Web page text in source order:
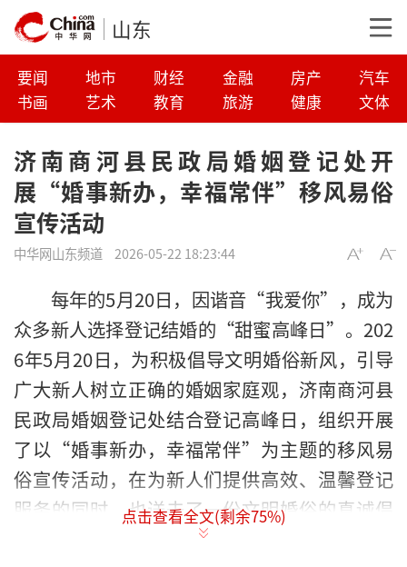
山东
要闻 地市 财经 金融 房产
汽车
书画
艺术 教育 旅游 健康 文体
济南商河县民政局婚姻登记处开
展“婚事新办，幸福常伴”移风易俗
宣传活动
中华网山东频道 2026-05-22 18:23:44
每年的5月20日，因谐音“我爱你”，成为
众多新人选择登记结婚的“甜蜜高峰日”。202
6年5月20日，为积极倡导文明婚俗新风，引导
广大新人树立正确的婚姻家庭观，济南商河县
民政局婚姻登记处结合登记高峰日，组织开展
了以“婚事新办，幸福常伴”为主题的移风易
俗宣传活动，在为新人们提供高效、温馨登记
服务的同时，也送去了一份文明婚俗的真诚倡
点击查看全文(剩余75%)